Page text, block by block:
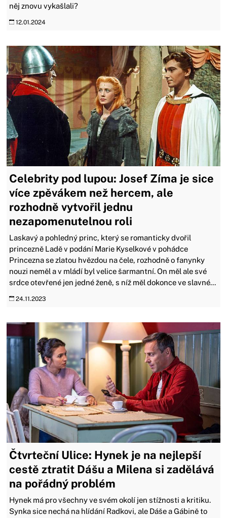
něj znovu vykašlali?
12.01.2024
Celebrity pod lupou: Josef Zíma je sice
více zpěvákem než hercem, ale
rozhodně vytvořil jednu
nezapomenutelnou roli
Laskavý a pohledný princ, který se romanticky dvořil
princezně Ladě v podání Marie Kyselkové v pohádce
Princezna se zlatou hvězdou na čele, rozhodně o fanynky
nouzi neměl a v mládí byl velice šarmantní. On měl ale své
srdce otevřené jen jedné ženě, s níž měl dokonce ve slavné...
24.11.2023
Čtvrteční Ulice: Hynek je na nejlepší
cestě ztratit Dášu a Milena si zadělává
na pořádný problém
Hynek má pro všechny ve svém okolí jen stížnosti a kritiku.
Synka sice nechá na hlídání Radkovi, ale Dáše a Gábině to